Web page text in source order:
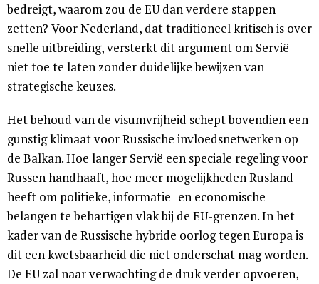
bedreigt, waarom zou de EU dan verdere stappen
zetten? Voor Nederland, dat traditioneel kritisch is over
snelle uitbreiding, versterkt dit argument om Servië
niet toe te laten zonder duidelijke bewijzen van
strategische keuzes.
Het behoud van de visumvrijheid schept bovendien een
gunstig klimaat voor Russische invloedsnetwerken op
de Balkan. Hoe langer Servië een speciale regeling voor
Russen handhaaft, hoe meer mogelijkheden Rusland
heeft om politieke, informatie- en economische
belangen te behartigen vlak bij de EU-grenzen. In het
kader van de Russische hybride oorlog tegen Europa is
dit een kwetsbaarheid die niet onderschat mag worden.
De EU zal naar verwachting de druk verder opvoeren,